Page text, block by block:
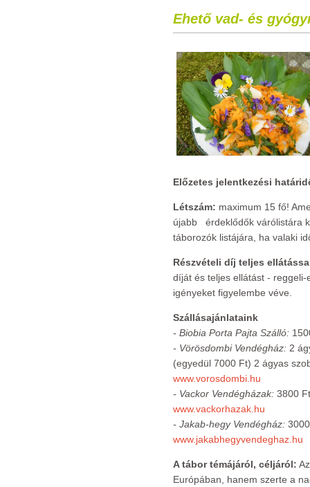
Ehető vad- és
Előzetes jelentkezési
Létszám: maximum 15 fő!
újabb érdeklődők várólistára
táborozók listájára, ha valaki
Részvételi díj teljes
díját és teljes ellátást -
igényeket figyelembe véve.
Szállásajánlataink
- Biobia Porta Pajta Szálló:
- Vörösdombi Vendégház: 2
(egyedül 7000 Ft) 2 ágyas
www.vorosdombi.hu
- Vackor Vendégházak: 3800
www.vackorhazak.hu
- Jakab-hegy Vendégház:
www.jakabhegyvendeghaz.hu
A tábor témájáról, céljáról:
Európában, hanem szerte a